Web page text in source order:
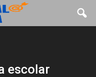
escolar